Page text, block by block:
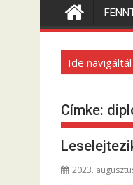
Ide navigáltál
Címke:
2023.